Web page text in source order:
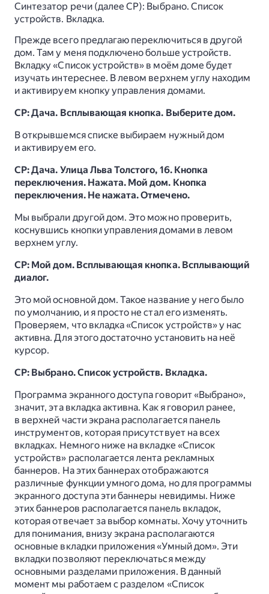
Синтезатор речи (далее СР): Выбрано. Список
устройств. Вкладка.
Прежде всего предлагаю переключиться в другой
дом. Там у меня подключено больше устройств.
Вкладку «Список устройств» в моём доме будет
изучать интереснее. В левом верхнем углу находим
и активируем кнопку управления домами.
СР: Дача. Всплывающая кнопка. Выберите дом.
В открывшемся списке выбираем нужный дом
и активируем его.
СР: Дача. Улица Льва Толстого, 16. Кнопка
переключения. Нажата. Мой дом. Кнопка
переключения. Не нажата. Отмечено.
Мы выбрали другой дом. Это можно проверить,
коснувшись кнопки управления домами в левом
верхнем углу.
СР: Мой дом. Всплывающая кнопка. Всплывающий
диалог.
Это мой основной дом. Такое название у него было
по умолчанию, и я просто не стал его изменять.
Проверяем, что вкладка «Список устройств» у нас
активна. Для этого достаточно установить на неё
курсор.
СР: Выбрано. Список устройств. Вкладка.
Программа экранного доступа говорит «Выбрано»,
значит, эта вкладка активна. Как я говорил ранее,
в верхней части экрана располагается панель
инструментов, которая присутствует на всех
вкладках. Немного ниже на вкладке «Список
устройств» располагается лента рекламных
баннеров. На этих баннерах отображаются
различные функции умного дома, но для программы
экранного доступа эти баннеры невидимы. Ниже
этих баннеров располагается панель вкладок,
которая отвечает за выбор комнаты. Хочу уточнить
для понимания, внизу экрана располагаются
основные вкладки приложения «Умный дом». Эти
вкладки позволяют переключаться между
основными разделами приложения. В данный
момент мы работаем с разделом «Список